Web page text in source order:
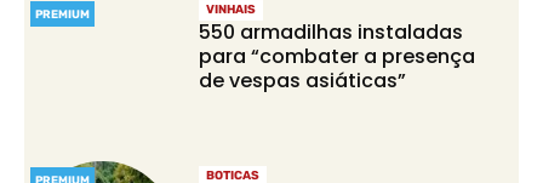
PREMIUM VINHAIS
550 armadilhas instaladas
para “combater a presença
de vespas asiáticas”
BOTICAS